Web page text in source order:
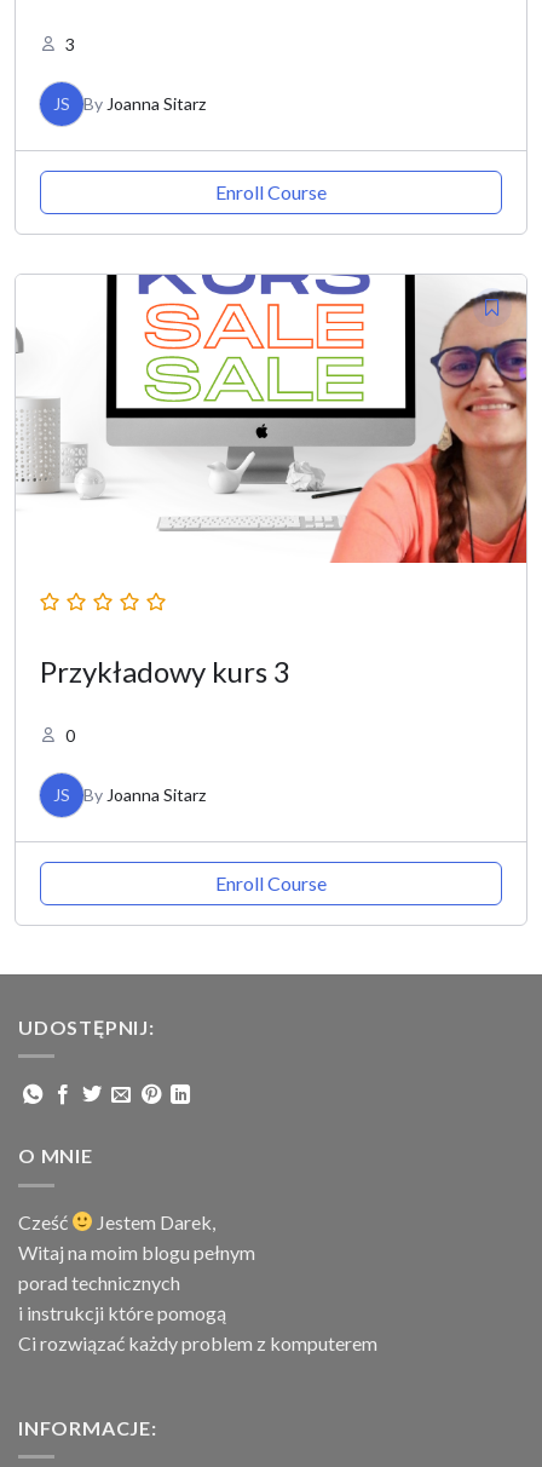
3
JS By Joanna Sitarz
Enroll Course
Przykładowy kurs 3
0
JS By Joanna Sitarz
Enroll Course
UDOSTĘPNIJ:
O MNIE
Cześć Jestem Darek,
Witaj na moim blogu pełnym
porad technicznych
i instrukcji które pomogą
Ci rozwiązać każdy problem z komputerem
INFORMACJE: